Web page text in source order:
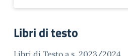
Libri di testo
Libri di Testo a.s. 2023/2024